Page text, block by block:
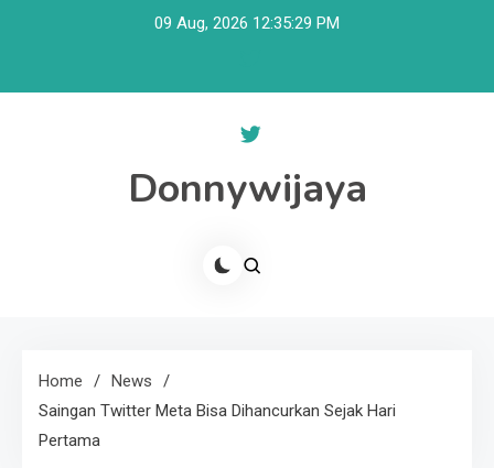
09 Aug, 2026 12:35:29 PM
Donnywijaya
Home
News
Saingan Twitter Meta Bisa Dihancurkan Sejak Hari
Pertama